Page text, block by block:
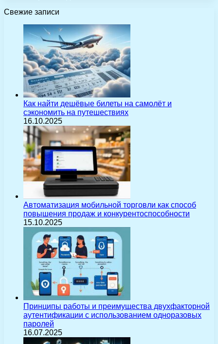
Свежие записи
Как найти дешёвые билеты на самолёт и
сэкономить на путешествиях
16.10.2025
Автоматизация мобильной торговли как способ
повышения продаж и конкурентоспособности
15.10.2025
Принципы работы и преимущества двухфакторной
аутентификации с использованием одноразовых
паролей
16.07.2025